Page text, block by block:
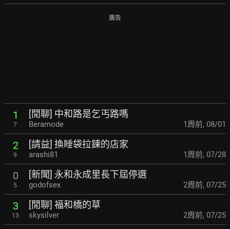
廣告
1
7
[閒聊] 中和路是乞丐路嗎
Beramode 1周前, 08/01
2
9
[請益] 換睡袋拉鍊的店家
arashi81 1周前, 07/28
0
5
[新聞] 永和永成里長下屆停選
godofsex 2周前, 07/25
3
13
[閒聊] 福和橋的草
skysilver 2周前, 07/25